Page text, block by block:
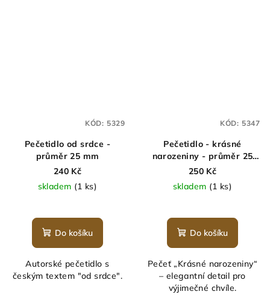
Pečetidlo od srdce -
průměr 25 mm
240 Kč
skladem (1 ks)
Do košíku
Autorské pečetidlo s
českým textem "od srdce".
KÓD: 5329
Pečetidlo - krásné
narozeniny - průměr 25
mm
250 Kč
skladem (1 ks)
hodnocení
produktu
z
5
hvězdiček.
Do košíku
Pečeť „Krásné narozeniny“
– elegantní detail pro
výjimečné chvíle.
KÓD: 5347